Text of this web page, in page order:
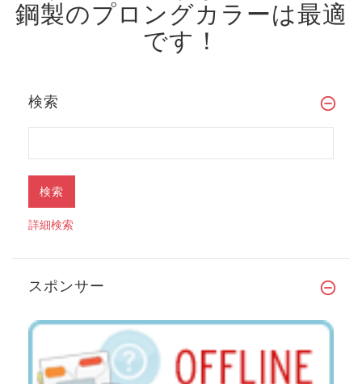
鋼製のプロングカラーは最適
です！
検索
詳細検索
スポンサー